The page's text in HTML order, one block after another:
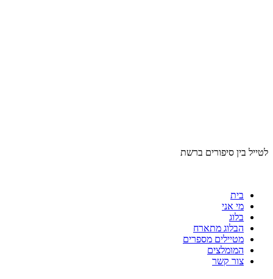
לטייל בין סיפורים ברשת
בית
מי אני
בלוג
הבלוג מתארח
מטיילים מספרים
המומלצים
צור קשר